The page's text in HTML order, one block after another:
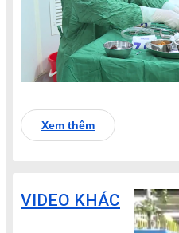
Xem thêm
VIDEO KHÁC